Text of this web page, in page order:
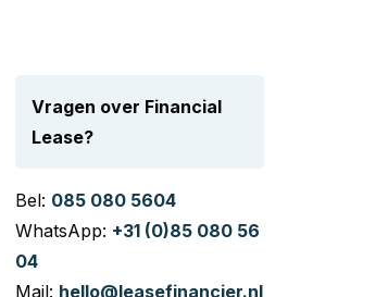
Vragen over Financial
Lease?
Bel: 085 080 5604
WhatsApp: +31 (0)85 080 56
04
Mail: hello@leasefinancier.nl